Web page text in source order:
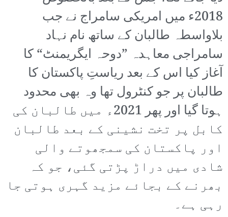
2018ء میں امریکی سامراج نے جب
بلاواسطہ طالبان کے ساتھ نام نہاد
سامراجی معاہدہ ”دوحہ ایگریمنٹ“ کا
آغاز کیا اس کے بعد ریاستِ پاکستان کا
طالبان پر جو کنٹرول تھا وہ بھی محدود
ہوتا گیا اور پھر 2021ء میں طالبان کی
کابل پر تخت نشینی کے بعد طالبان
اور پاکستان کی سمجھوتے والی
شادی میں دراڑ پڑتی گئی، جو کہ
بھرنے کے بجائے مزید گہری ہوتی جا
رہی ہے۔